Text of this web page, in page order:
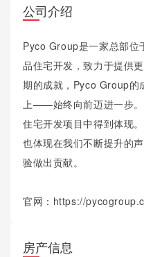
公司介绍
Pyco Group是一家总部位
品住宅开发，致力于提供
期的成就，Pyco Group的
上——始终向前迈进一步
住宅开发项目中得到体现
也体现在我们不断提升的
验做出贡献。
官网：https://
房产信息